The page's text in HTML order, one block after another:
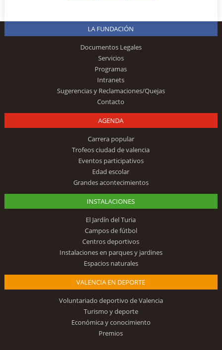
LA FUNDACIÓN
Documentos Legales
Servicios
Programas
Intranets
Sugerencias y Reclamaciones/Quejas
Contacto
AGENDA
Carrera popular
Trofeos ciudad de valencia
Eventos participativos
Edad escolar
Grandes acontecimientos
INSTALACIONES
El Jardín del Turia
Campos de fútbol
Centros deportivos
Instalaciones en parques y jardines
Espacios naturales
VALENCIA EN DEPORTE
Voluntariado deportivo de Valencia
Turismo y deporte
Económica y conocimiento
Premios